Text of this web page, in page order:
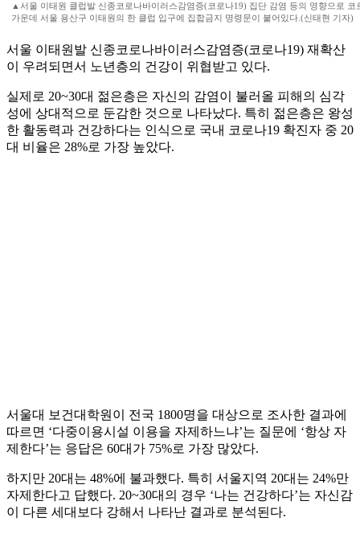
▲서울 이태원 클럽발 신종코로나바이러스감염증(코로나19) 집단 감염 등의 영향으로 코
가운데 서울 용산구 이태원의 한 클럽 입구에 집합금지 명령문이 붙어있다.(신태현 기자)
서울 이태원발 신종코로나바이러스감염증(코로나19) 재확산
이 우려되면서 노년층의 건강이 위협받고 있다.
실제로 20~30대 젊은층은 자신의 감염이 불러올 피해의 심각
성에 상대적으로 둔감한 것으로 나타났다. 특히 젊은층은 왕성
한 활동력과 건강하다는 인식으로 국내 코로나19 확진자 중 20
대 비율은 28%로 가장 높았다.
서울대 보건대학원이 전국 1800명을 대상으로 조사한 결과에
따르면 ‘다중이용시설 이용을 자제하느냐’는 질문에 ‘항상 자
제한다’는 응답은 60대가 75%로 가장 많았다.
하지만 20대는 48%에 불과했다. 특히 서울지역 20대는 24%만
자제한다고 답했다. 20~30대의 경우 ‘나는 건강하다’는 자신감
이 다른 세대보다 강해서 나타난 결과로 분석된다.